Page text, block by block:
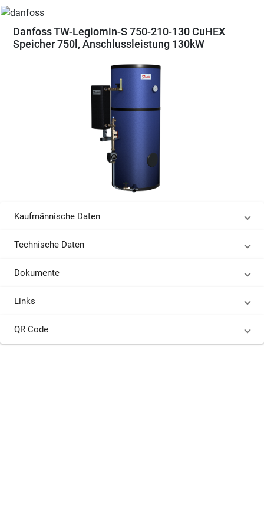
Danfoss TW-Legiomin-S 750-210-130 CuHEX
Speicher 750l, Anschlussleistung 130kW
Kaufmännische Daten
Technische Daten
Dokumente
Links
QR Code